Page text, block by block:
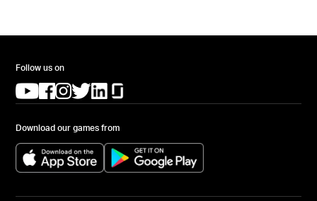
Follow us on
(opens in a new tab)
(opens in a new tab)
(opens in a new tab)
(opens in a new tab)
(opens in a new tab)
Download our games from
(opens in a new tab) (opens in a new tab)